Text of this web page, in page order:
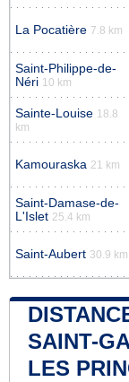
La Pocatière 7.8 km
Saint-Philippe-de-
Néri 10 km
Sainte-Louise 18.8
km
Kamouraska 21 km
Saint-Damase-de-
L'Islet 25.4 km
Saint-Aubert 30.9 km
SAINT-
LES